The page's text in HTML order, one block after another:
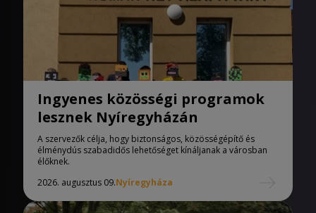
Ingyenes közösségi programok
lesznek Nyíregyházán
A szervezők célja, hogy biztonságos, közösségépítő és
élménydús szabadidős lehetőséget kínáljanak a városban
élőknek.
2026. augusztus 09.Nyíregyháza